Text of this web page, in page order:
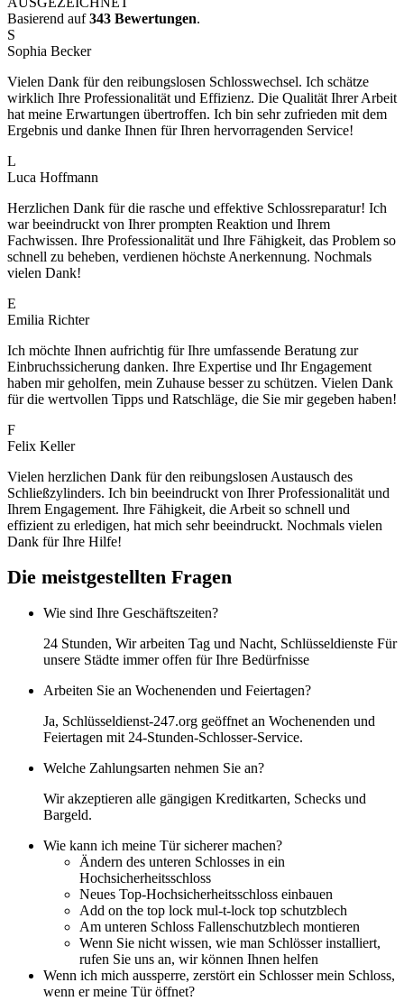
Basierend auf343 Bewertungen.
S
Sophia Becker
Vielen Dank für den reibungslosen Schlosswechsel. Ich schätze
wirklich Ihre Professionalität und Effizienz. Die Qualität Ihrer Arbeit
hat meine Erwartungen übertroffen. Ich bin sehr zufrieden mit dem
Ergebnis und danke Ihnen für Ihren hervorragenden Service!
L
Luca Hoffmann
Herzlichen Dank für die rasche und effektive Schlossreparatur! Ich
war beeindruckt von Ihrer prompten Reaktion und Ihrem
Fachwissen. Ihre Professionalität und Ihre Fähigkeit, das Problem so
schnell zu beheben, verdienen höchste Anerkennung. Nochmals
vielen Dank!
E
Emilia Richter
Ich möchte Ihnen aufrichtig für Ihre umfassende Beratung zur
Einbruchssicherung danken. Ihre Expertise und Ihr Engagement
haben mir geholfen, mein Zuhause besser zu schützen. Vielen Dank
für die wertvollen Tipps und Ratschläge, die Sie mir gegeben haben!
F
Felix Keller
Vielen herzlichen Dank für den reibungslosen Austausch des
Schließzylinders. Ich bin beeindruckt von Ihrer Professionalität und
Ihrem Engagement. Ihre Fähigkeit, die Arbeit so schnell und
effizient zu erledigen, hat mich sehr beeindruckt. Nochmals vielen
Dank für Ihre Hilfe!
Die meistgestellten Fragen
Wie sind Ihre Geschäftszeiten?
24 Stunden, Wir arbeiten Tag und Nacht, Schlüsseldienste Für
unsere Städte immer offen für Ihre Bedürfnisse
Arbeiten Sie an Wochenenden und Feiertagen?
Ja, Schlüsseldienst-247.org geöffnet an Wochenenden und
Feiertagen mit 24-Stunden-Schlosser-Service.
Welche Zahlungsarten nehmen Sie an?
Wir akzeptieren alle gängigen Kreditkarten, Schecks und
Bargeld.
Wie kann ich meine Tür sicherer machen?
Ändern des unteren Schlosses in ein
Hochsicherheitsschloss
Neues Top-Hochsicherheitsschloss einbauen
Add on the top lock mul-t-lock top schutzblech
Am unteren Schloss Fallenschutzblech montieren
Wenn Sie nicht wissen, wie man Schlösser installiert,
rufen Sie uns an, wir können Ihnen helfen
Wenn ich mich aussperre, zerstört ein Schlosser mein Schloss,
wenn er meine Tür öffnet?